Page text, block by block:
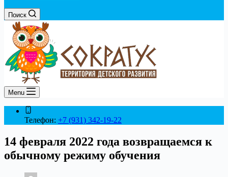
Поиск
Menu
Телефон: +7 (931) 342-19-22
14 февраля 2022 года возвращаемся к
обычному режиму обучения